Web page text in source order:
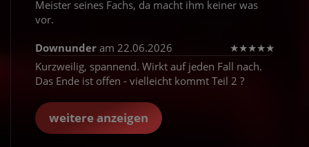
Meister seines Fachs, da macht ihm keiner was
vor.
Downunder am 22.06.2026 ★★★★★
Kurzweilig, spannend. Wirkt auf jeden Fall nach.
Das Ende ist offen - vielleicht kommt Teil 2 ?
weitere anzeigen